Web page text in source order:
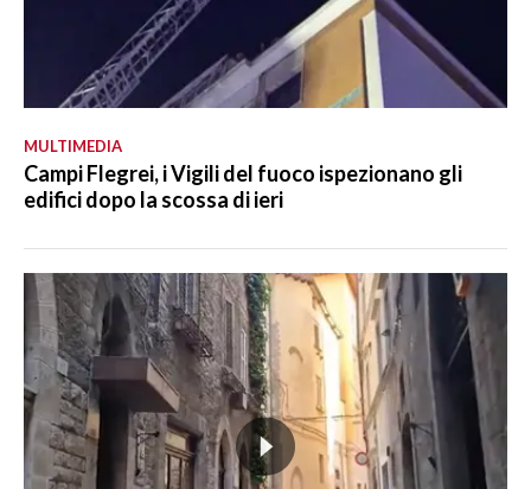
MULTIMEDIA
Campi Flegrei, i Vigili del fuoco ispezionano gli
edifici dopo la scossa di ieri